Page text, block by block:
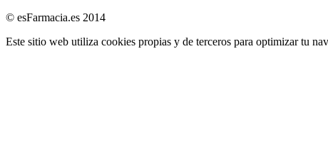
© esFarmacia.es 2014
Este sitio web utiliza cookies propias y de terceros para optimizar tu